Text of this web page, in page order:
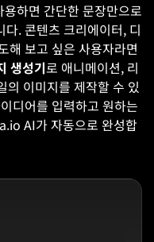
용하면 간단한 문장만으로
. 콘텐츠 크리에이터, 디
해 보고 싶은 사용자라면
생성기로 애니메이션, 리
의 이미지를 제작할 수 있
디어를 입력하고 원하는
AI가 자동으로 완성합